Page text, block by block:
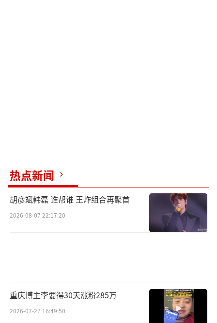
热点新闻
胡彦斌韩磊 谁帮谁 王炸组合再聚首
2026-08-07 22:17:20
重庆博主李要得30天涨粉285万
2026-07-27 16:49:50